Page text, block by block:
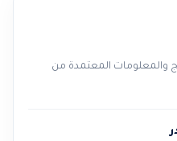
والمعلومات المعتمدة من